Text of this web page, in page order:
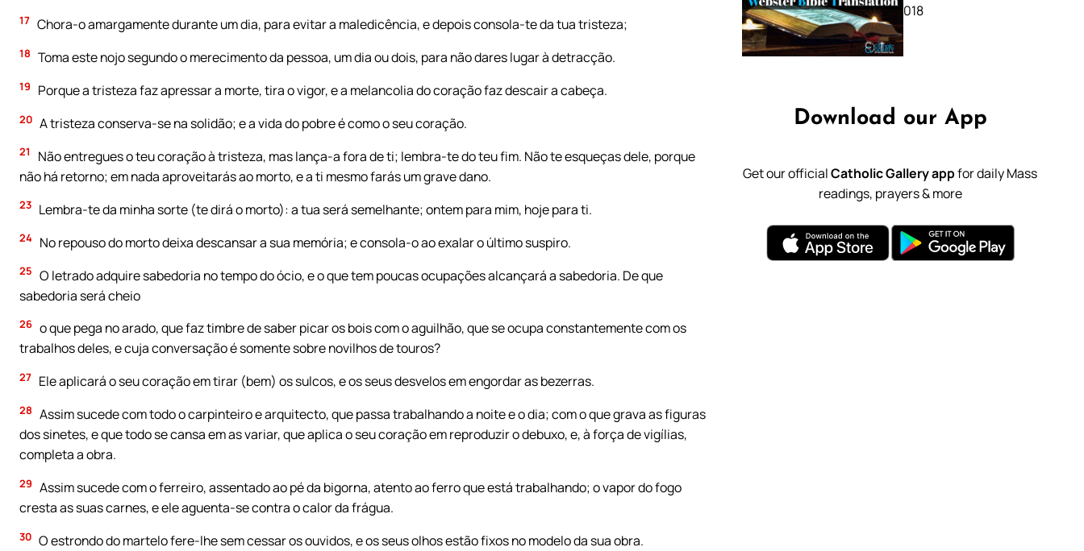
17 Chora-o amargamente durante um dia, para evitar a maledicência, e depois consola-te da tua tristeza;
18 Toma este nojo segundo o merecimento da pessoa, um dia ou dois, para não dares lugar à detracção.
19 Porque a tristeza faz apressar a morte, tira o vigor, e a melancolia do coração faz descair a cabeça.
20 A tristeza conserva-se na solidão; e a vida do pobre é como o seu coração.
21
Não entregues o teu coração à tristeza, mas lança-a fora de ti; lembra-te do teu fim. Não te esqueças dele, porque
não há retorno; em nada aproveitarás ao morto, e a ti mesmo farás um grave dano.
23 Lembra-te da minha sorte (te dirá o morto): a tua será semelhante; ontem para mim, hoje para ti.
24 No repouso do morto deixa descansar a sua memória; e consola-o ao exalar o último suspiro.
25 O letrado adquire sabedoria no tempo do ócio, e o que tem poucas ocupações alcançará a sabedoria. De que
sabedoria será cheio
26 o que pega no arado, que faz timbre de saber picar os bois com o aguilhão, que se ocupa constantemente com os
trabalhos deles, e cuja conversação é somente sobre novilhos de touros?
27 Ele aplicará o seu coração em tirar (bem) os sulcos, e os seus desvelos em engordar as bezerras.
28 Assim sucede com todo o carpinteiro e arquitecto, que passa trabalhando a noite e o dia; com o que grava as figuras
dos sinetes, e que todo se cansa em as variar, que aplica o seu coração em reproduzir o debuxo, e, à força de vigílias,
completa a obra.
29 Assim sucede com o ferreiro, assentado ao pé da bigorna, atento ao ferro que está trabalhando; o vapor do fogo
cresta as suas carnes, e ele aguenta-se contra o calor da frágua.
30 O estrondo do martelo fere-lhe sem cessar os ouvidos, e os seus olhos estão fixos no modelo da sua obra.
October 11, 2018
Download our App
Get our officialCatholic Gallery appfor daily Mass
readings, prayers & more